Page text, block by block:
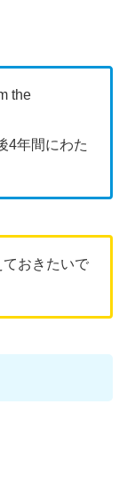
the
4年間にわた
ておきたいで